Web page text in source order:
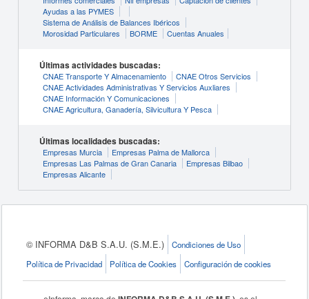
Ayudas a las PYMES
Sistema de Análisis de Balances Ibéricos
Morosidad Particulares
BORME Cuentas Anuales
Últimas actividades buscadas:
CNAE Transporte Y Almacenamiento
CNAE Otros Servicios
CNAE Actividades Administrativas Y Servicios Auxliares
CNAE Información Y Comunicaciones
CNAE Agricultura, Ganadería, Silvicultura Y Pesca
Últimas localidades buscadas:
Empresas Murcia
Empresas Palma de Mallorca
Empresas Las Palmas de Gran Canaria
Empresas Bilbao
Empresas Alicante
© INFORMA D&B S.A.U. (S.M.E.)
Condiciones de Uso
Política de Privacidad
Política de Cookies Configuración de cookies